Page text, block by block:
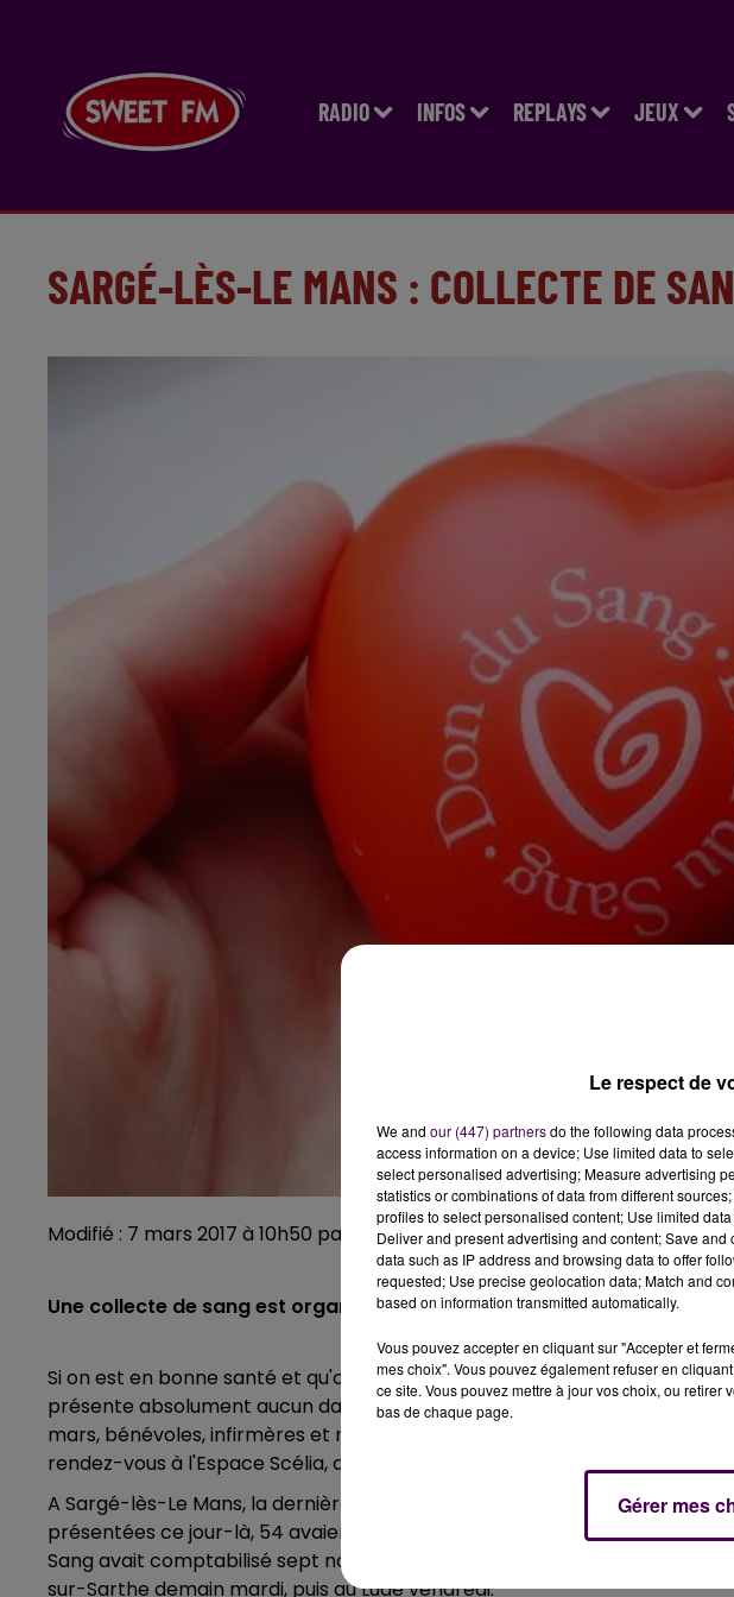
RADIO INFOS REPLAYS JEUX
SARGÉ-LÈS-LE MANS : COLLECTE DE
Modifié : 7 mars 2017 à 10h50 par Emilien Borderie
Une collecte de sang est organisée ce lundi 6 mars à Sargé-lès-Le
Si on est en bonne santé et qu'on répond à quelques critères
présente absolument aucun danger. Et y consacrer un peu de temps
mars, bénévoles, infirmères et médecin s'installent à Sargé-lès-Le Mans
rendez-vous à l'Espace Scélia, de 15h15 à 19h.
A Sargé-lès-Le Mans, la dernière collecte de sang remonte au 9 janvier
présentées ce jour-là, 54 avaient effectivement pu être prélevées. Parmi
Sang avait comptabilisé sept nouveaux donneurs. Prochaines
sur-Sarthe demain mardi, puis au Lude vendredi.
Le respect de
We and our (447) partnersdo the following data
access information on a device; Use limited data to
select personalised advertising; Measure advertising
statistics or combinations of data from different
profiles to select personalised content; Use limited
Deliver and present advertising and content; Save
data such as IP address and browsing data to offer
requested; Use precise geolocation data; Match and
based on information transmitted automatically.
Vous pouvez accepter en cliquant sur "Accepter et
mes choix". Vous pouvez également refuser en
ce site. Vous pouvez mettre à jour vos choix, ou
bas de chaque page.
Gérer mes